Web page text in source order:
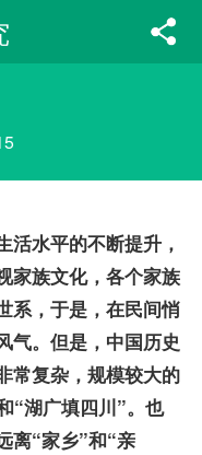
活水平的不断提升，
家族文化，各个家族
系，于是，在民间悄
气。但是，中国历史
常复杂，规模较大的
“湖广填四川”。也
离“家乡”和“亲